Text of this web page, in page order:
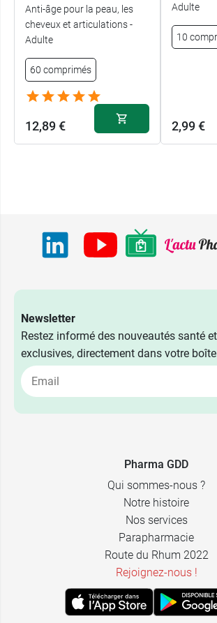
Anti-âge pour la peau, les
cheveux et articulations -
Adulte
60 comprimés
12,89 €
Adulte
10
2,99 €
Newsletter
Restez informé des nouveautés santé
exclusives, directement dans votre
Pharma GDD
Qui sommes-nous ?
Notre histoire
Nos services
Parapharmacie
Route du Rhum 2022
Rejoignez-nous !